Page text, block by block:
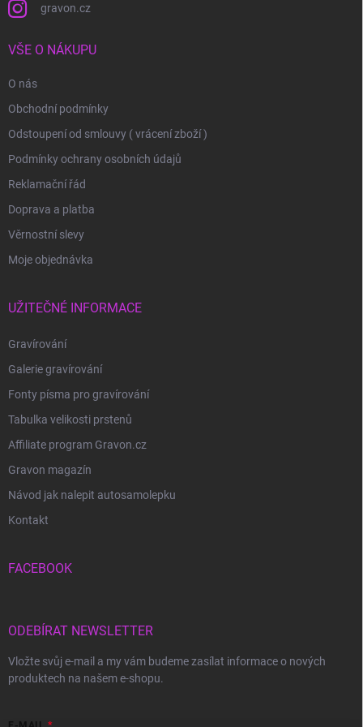
gravon.cz
VŠE O NÁKUPU
O nás
Obchodní podmínky
Odstoupení od smlouvy ( vrácení zboží )
Podmínky ochrany osobních údajů
Reklamační řád
Doprava a platba
Věrnostní slevy
Moje objednávka
UŽITEČNÉ INFORMACE
Gravírování
Galerie gravírování
Fonty písma pro gravírování
Tabulka velikosti prstenů
Affiliate program Gravon.cz
Gravon magazín
Návod jak nalepit autosamolepku
Kontakt
FACEBOOK
ODEBÍRAT NEWSLETTER
Vložte svůj e-mail a my vám budeme zasílat informace o nových
produktech na našem e-shopu.